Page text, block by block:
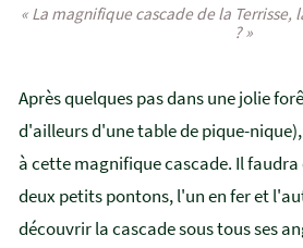
« La magnifique cascade de la
? »
Après quelques pas dans une jolie
d'ailleurs d'une table de pique-
à cette magnifique cascade. Il
deux petits pontons, l'un en fer et
découvrir la cascade sous tous ses